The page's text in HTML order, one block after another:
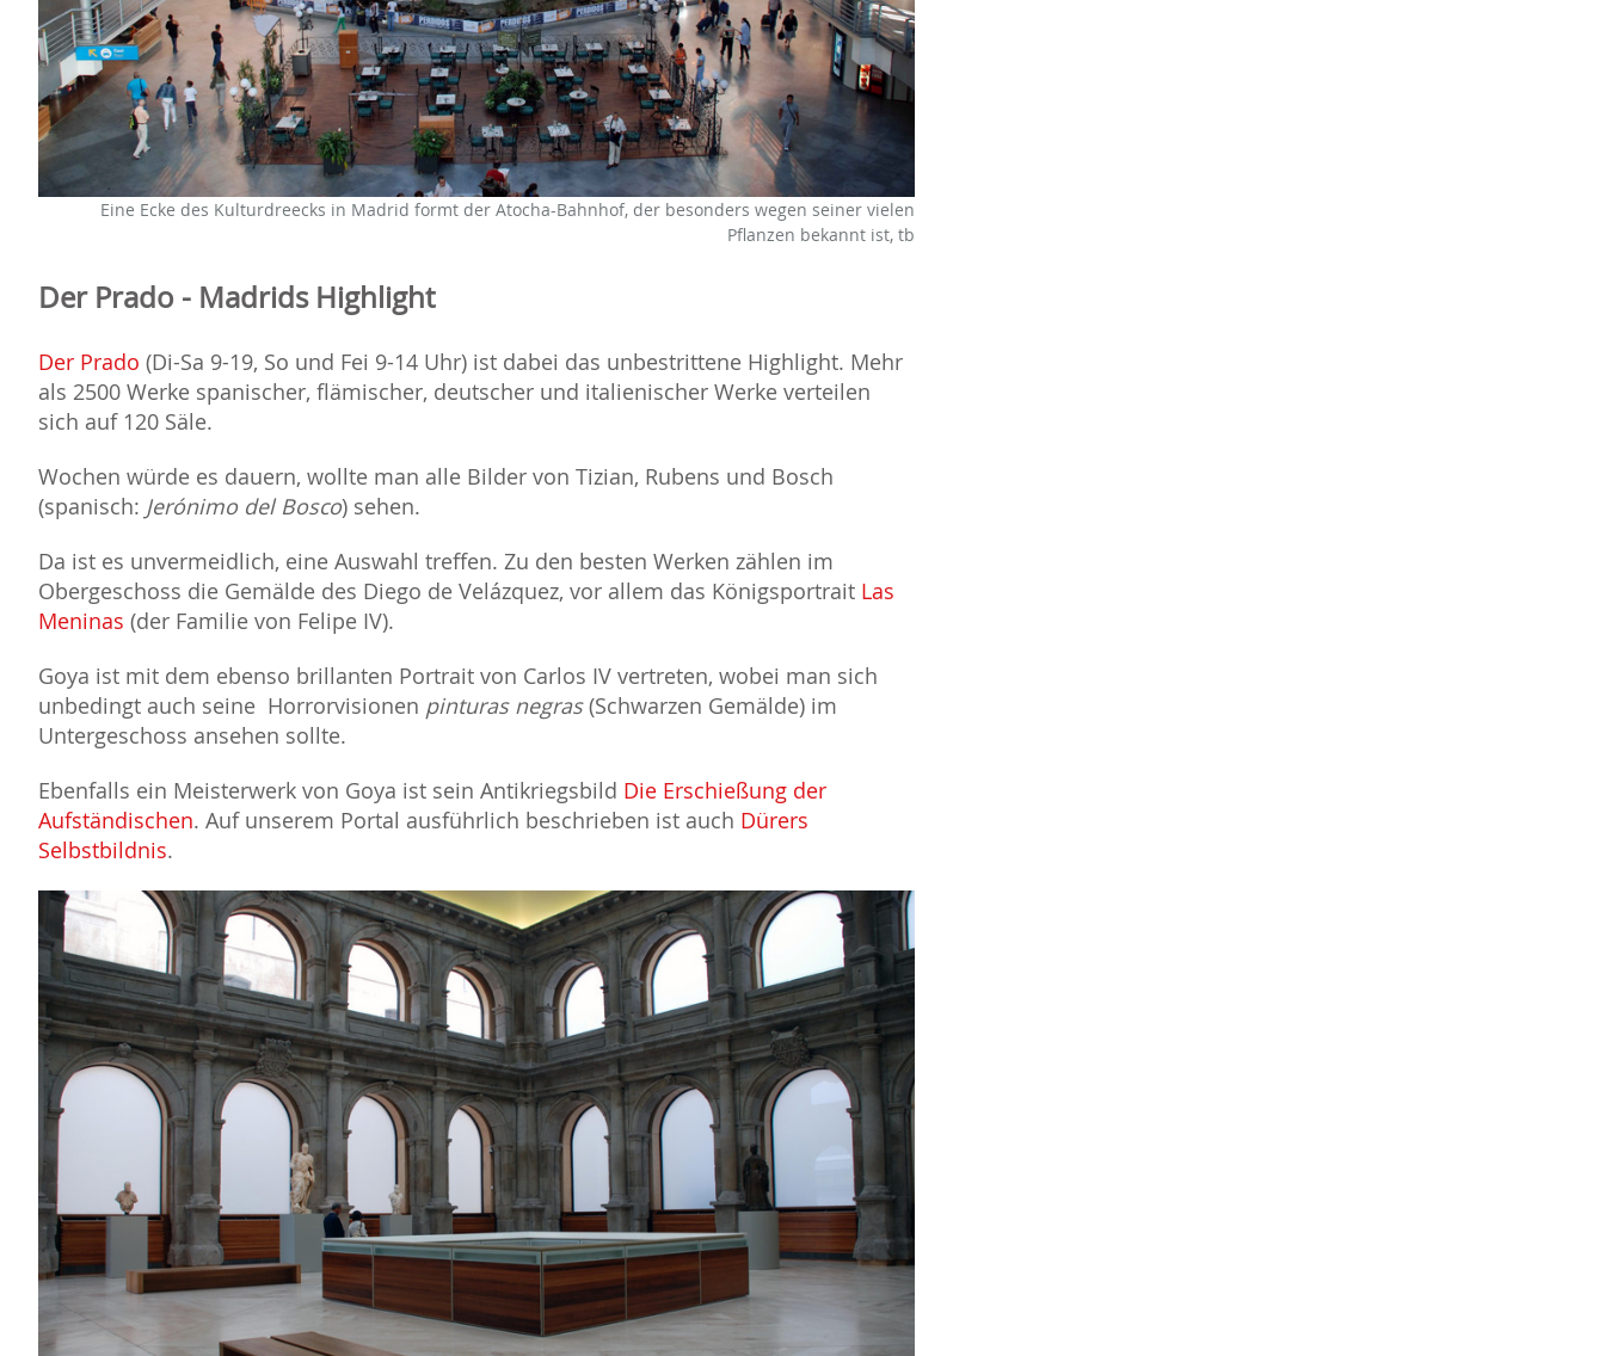
Eine Ecke des Kulturdreecks in Madrid formt der Atocha-Bahnhof, der besonders wegen seiner vielen
Pflanzen bekannt ist, tb
Der Prado - Madrids Highlight
Der Prado (Di-Sa 9-19, So und Fei 9-14 Uhr) ist dabei das unbestrittene Highlight. Mehr
als 2500 Werke spanischer, flämischer, deutscher und italienischer Werke verteilen
sich auf 120 Säle.
Wochen würde es dauern, wollte man alle Bilder von Tizian, Rubens und Bosch
(spanisch: Jerónimo del Bosco) sehen.
Da ist es unvermeidlich, eine Auswahl treffen. Zu den besten Werken zählen im
Obergeschoss die Gemälde des Diego de Velázquez, vor allem das Königsportrait Las
Meninas (der Familie von Felipe IV).
Goya ist mit dem ebenso brillanten Portrait von Carlos IV vertreten, wobei man sich
unbedingt auch seine Horrorvisionen pinturas negras(Schwarzen Gemälde) im
Untergeschoss ansehen sollte.
Ebenfalls ein Meisterwerk von Goya ist sein Antikriegsbild Die Erschießung der
Aufständischen. Auf unserem Portal ausführlich beschrieben ist auch Dürers
Selbstbildnis.